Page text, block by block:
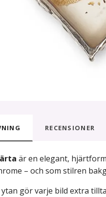
RECENSIONER
är en elegant,
– och som stilren
gör varje bild extra